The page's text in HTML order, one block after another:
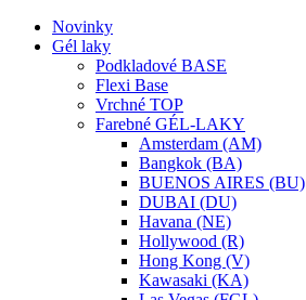
Novinky
Gél laky
Podkladové BASE
Flexi Base
Vrchné TOP
Farebné GÉL-LAKY
Amsterdam (AM)
Bangkok (BA)
BUENOS AIRES (BU)
DUBAI (DU)
Havana (NE)
Hollywood (R)
Hong Kong (V)
Kawasaki (KA)